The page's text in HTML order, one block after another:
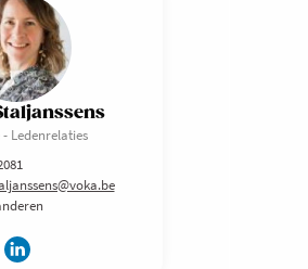
Ledenrelaties